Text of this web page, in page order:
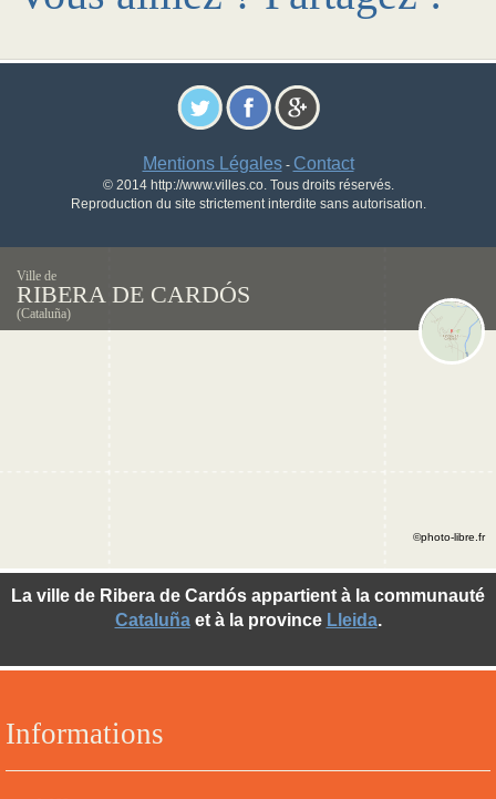
Mentions Légales- Contact
© 2014 http://www.villes.co. Tous droits réservés.
Reproduction du site strictement interdite sans autorisation.
Ville de
RIBERA DE CARDÓS
(Cataluña)
Informations
La ville de Ribera de Cardós appartient à la communauté
Cataluñaet à la province Lleida.
©photo-libre.fr